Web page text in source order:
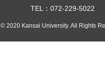
TEL：072-229-5022
© 2020 Kansai University. All Rights